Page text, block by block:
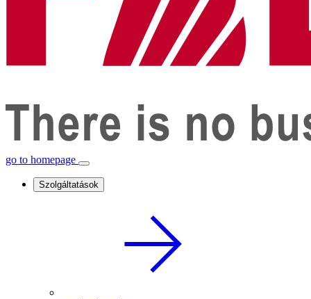
go to homepage
Szolgáltatások